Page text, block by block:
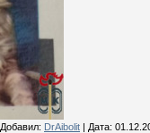
Добавил: DrAibolit | Дата: